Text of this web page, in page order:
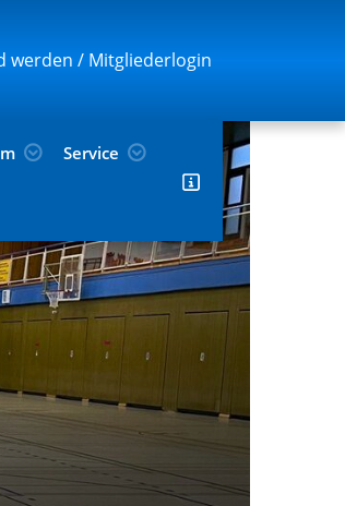
werden / Mitgliederlogin
Service